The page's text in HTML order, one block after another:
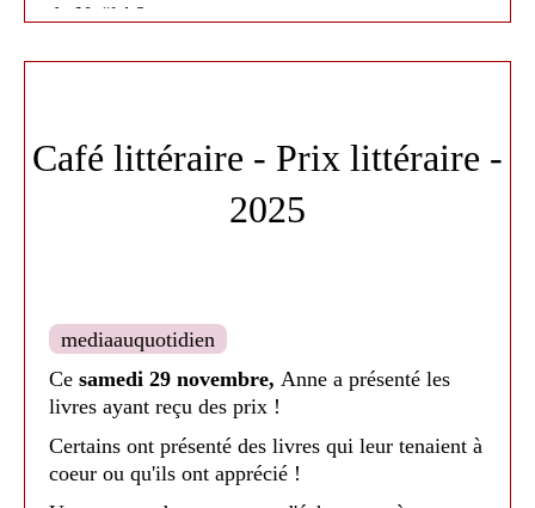
Médiathèque de Nailloux - 2026
de Noël ! ?
Café littéraire - Prix littéraire -
2025
mediaauquotidien
Ce samedi 29 novembre, Anne a présenté les
livres ayant reçu des prix !
Certains ont présenté des livres qui leur tenaient à
coeur ou qu'ils ont apprécié !